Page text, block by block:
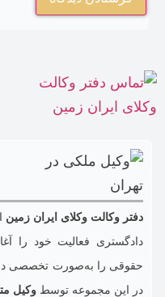
دفتر وکالت وکلای ایران زمین
دادگستری فعالیت خود را
حقوقی را به‌صورت تخصصی در
در این مجموعه توسط وکیل